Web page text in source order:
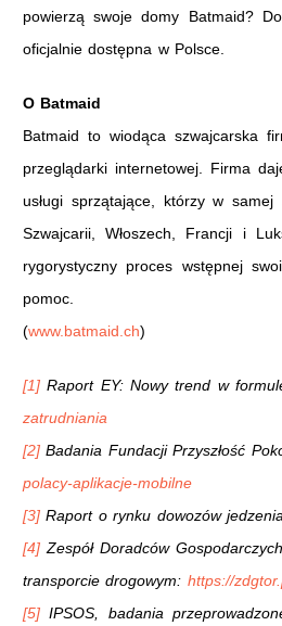
powierzą swoje domy Batmaid?
oficjalnie dostępna w Polsce.
O Batmaid
Batmaid to wiodąca szwajcarska
przeglądarki internetowej. Firma
usługi sprzątające, którzy w
Szwajcarii, Włoszech, Francji i
rygorystyczny proces wstępnej
pomoc.
(www.batmaid.ch)
[1] Raport EY: Nowy trend w
zatrudniania
[2] Badania Fundacji Przyszłość
polacy-aplikacje-mobilne
[3] Raport o rynku dowozów
[4] Zespół Doradców
transporcie drogowym: https://
[5] IPSOS, badania